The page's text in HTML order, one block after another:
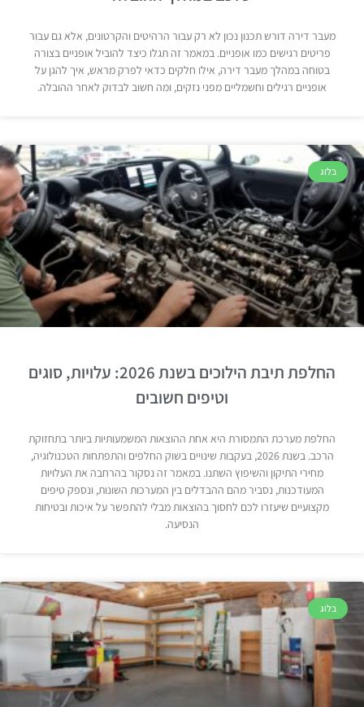
מעבר דירה דורש תכנון נכון לא רק עבור הרהיטים והקרטונים, אלא גם עבור
פריטים רגישים כמו אופניים. במאמר זה תגלו כיצד להוביל אופניים בצורה
בטוחה במהלך מעבר דירה, אילו חלקים כדאי לפרק מראש, איך להגן על
אופניים רגילים וחשמליים מפני נזקים, ומה חשוב לבדוק לאחר ההובלה.
בלוג
החלפת תיבת הילוכים בשנת 2026: עלויות, סוגים
וטיפים חשובים
החלפת מערכת התמסורת היא אחת ההוצאות המשמעותיות ביותר בתחזוקת
הרכב. בשנת 2026, בעקבות שינויים בשוק החלפים והתפתחות הטכנולוגיה,
מחירי התיקון והשיפוץ השתנו. במאמר זה נסקור בהרחבה את העלויות
המעודכנות, נסביר מהם ההבדלים בין המערכות השונות, ונספק טיפים
מקצועיים שיעזרו לכם לחסוך בהוצאות מבלי להתפשר על איכות ובטיחות
הנסיעה.
בלוג